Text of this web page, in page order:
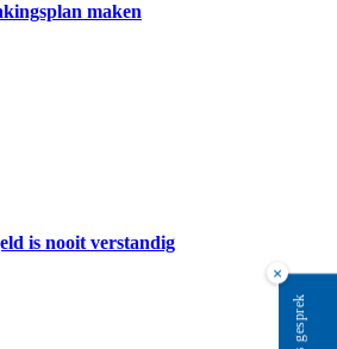
maken
is nooit verstandig
×